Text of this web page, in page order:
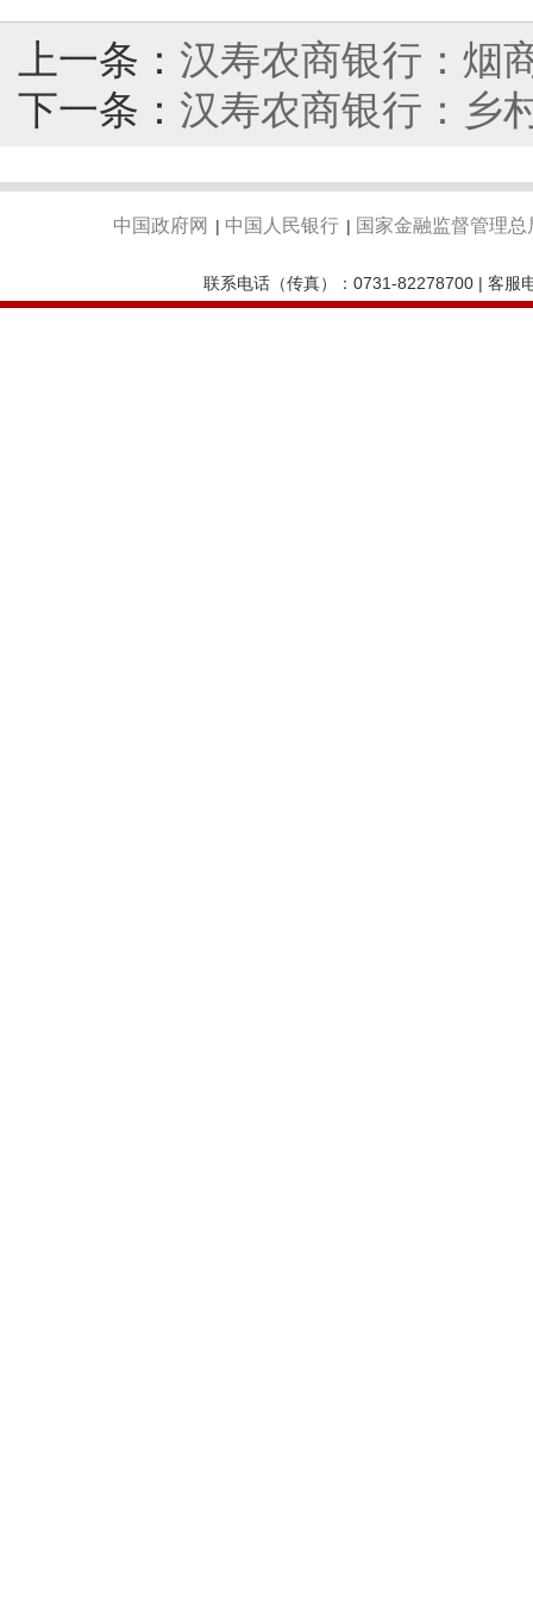
上一条： 汉寿农商银行：烟
下一条： 汉寿农商银行：乡
中国政府网 | 中国人民银行 | 国家金融监督管理总
联系电话（传真）：0731-82278700 | 客服